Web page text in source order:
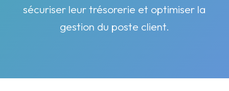
sécuriser leur trésorerie et optimiser la
gestion du poste client.